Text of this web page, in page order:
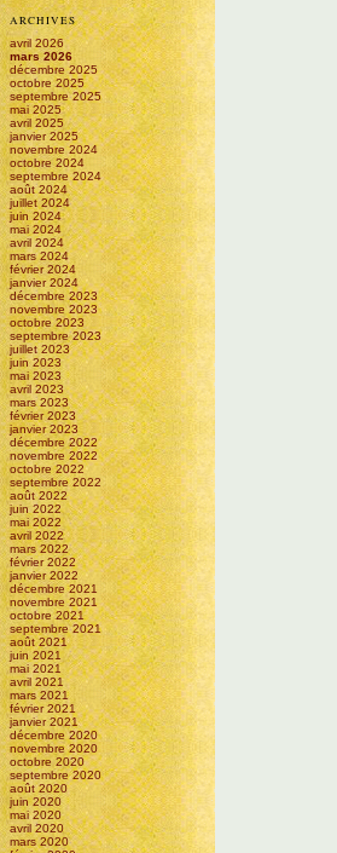
ARCHIVES
avril 2026
mars 2026
décembre 2025
octobre 2025
septembre 2025
mai 2025
avril 2025
janvier 2025
novembre 2024
octobre 2024
septembre 2024
août 2024
juillet 2024
juin 2024
mai 2024
avril 2024
mars 2024
février 2024
janvier 2024
décembre 2023
novembre 2023
octobre 2023
septembre 2023
juillet 2023
juin 2023
mai 2023
avril 2023
mars 2023
février 2023
janvier 2023
décembre 2022
novembre 2022
octobre 2022
septembre 2022
août 2022
juin 2022
mai 2022
avril 2022
mars 2022
février 2022
janvier 2022
décembre 2021
novembre 2021
octobre 2021
septembre 2021
août 2021
juin 2021
mai 2021
avril 2021
mars 2021
février 2021
janvier 2021
décembre 2020
novembre 2020
octobre 2020
septembre 2020
août 2020
juin 2020
mai 2020
avril 2020
mars 2020